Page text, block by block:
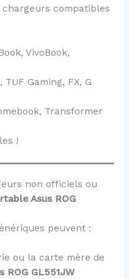
compatibles
VivoBook,
TUF Gaming, FX, G
Transformer
!
non officiels ou
Asus ROG
peuvent :
ou la carte mère de
ROG GL551JW